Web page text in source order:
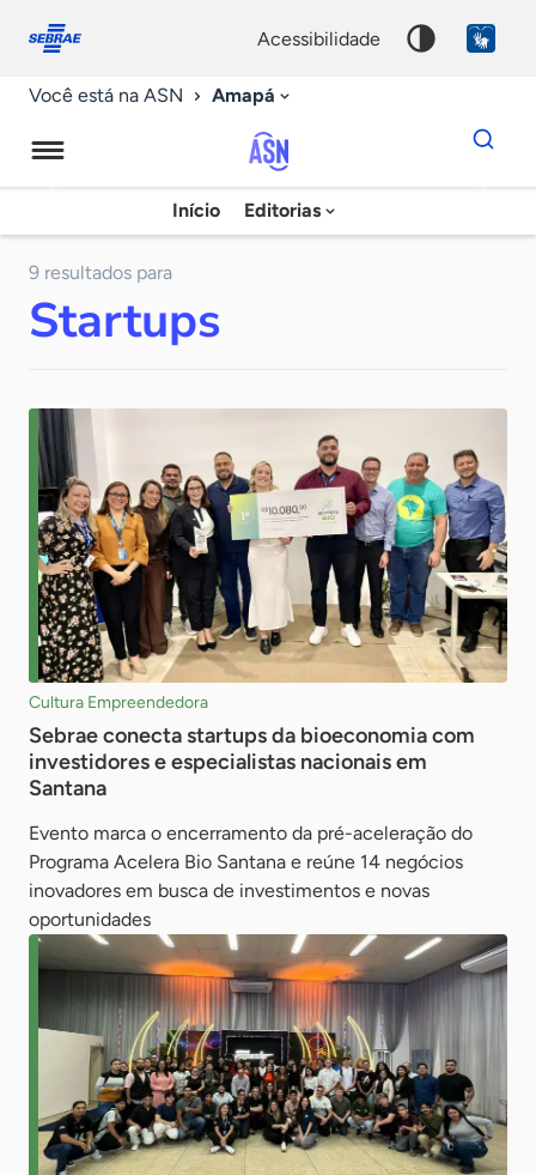
conosco
acessibilidade
Você está na ASN Amapá
Agência
Sebrae
Início Editorias
Dados
para
chave
9 resultados para
Startups
Cultura Empreendedora
Sebrae conecta startups da bioeconomia com
investidores e especialistas nacionais em
Santana
Evento marca o encerramento da pré-aceleração do
Programa Acelera Bio Santana e reúne 14 negócios
inovadores em busca de investimentos e novas
oportunidades